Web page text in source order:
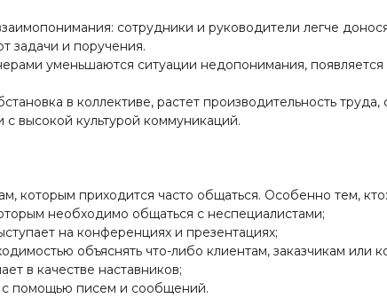
сотрудники и руководители легче
задачи и поручения.
уменьшаются ситуации недопонимания, появляется
в коллективе, растет производительность
высокой культурой коммуникаций.
которым приходится часто общаться. Особенно тем, кто:
необходимо общаться с неспециалистами;
на конференциях и презентациях;
объяснять что-либо клиентам, заказчикам или
в качестве наставников;
писем и сообщений.